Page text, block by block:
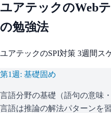
ユアテックのWeb
の勉強法
ユアテックのSPI対策 3週間ス
第1週: 基礎固め
言語分野の基礎（語句の意味
言語は推論の解法パターンを習